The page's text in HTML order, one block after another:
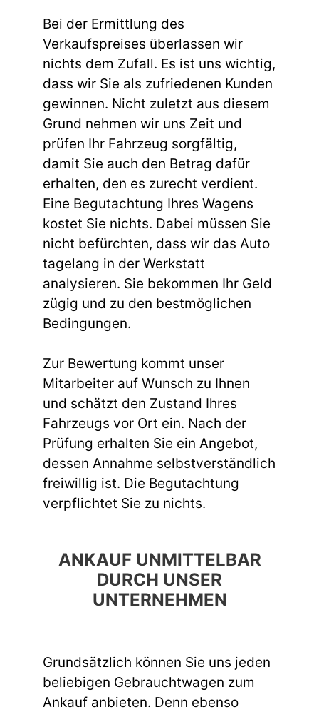
Bei der Ermittlung des
Verkaufspreises überlassen wir
nichts dem Zufall. Es ist uns wichtig,
dass wir Sie als zufriedenen Kunden
gewinnen. Nicht zuletzt aus diesem
Grund nehmen wir uns Zeit und
prüfen Ihr Fahrzeug sorgfältig,
damit Sie auch den Betrag dafür
erhalten, den es zurecht verdient.
Eine Begutachtung Ihres Wagens
kostet Sie nichts. Dabei müssen Sie
nicht befürchten, dass wir das Auto
tagelang in der Werkstatt
analysieren. Sie bekommen Ihr Geld
zügig und zu den bestmöglichen
Bedingungen.
Zur Bewertung kommt unser
Mitarbeiter auf Wunsch zu Ihnen
und schätzt den Zustand Ihres
Fahrzeugs vor Ort ein. Nach der
Prüfung erhalten Sie ein Angebot,
dessen Annahme selbstverständlich
freiwillig ist. Die Begutachtung
verpflichtet Sie zu nichts.
ANKAUF UNMITTELBAR
DURCH UNSER
UNTERNEHMEN
Grundsätzlich können Sie uns jeden
beliebigen Gebrauchtwagen zum
Ankauf anbieten. Denn ebenso